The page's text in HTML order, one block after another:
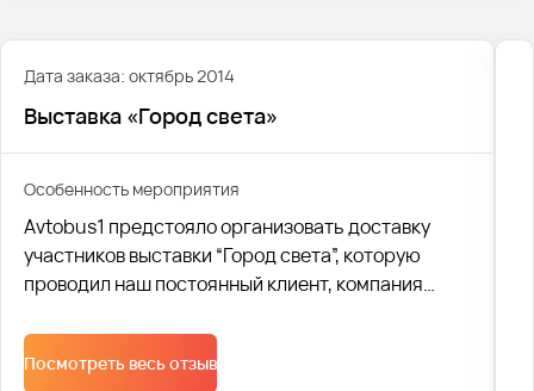
Дата заказа: октябрь 2014
Выставка «Город света»
Особенность мероприятия
Avtobus1 предстояло организовать доставку
участников выставки “Город света”, которую
проводил наш постоянный клиент, компания
доставки больше тысячи человек из разных
городов.
Посмотреть весь отзыв